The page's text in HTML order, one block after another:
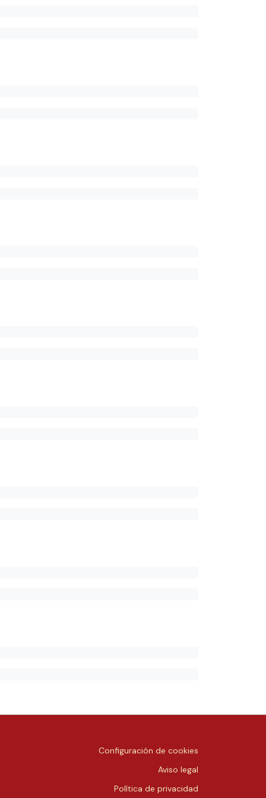
Configuración de cookies
Aviso legal
Política de privacidad